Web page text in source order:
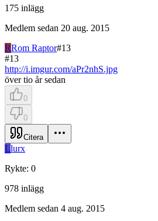
175 inlägg
Medlem sedan 20 aug. 2015
RRom Raptor#13
#13
http://i.imgur.com/aPr2nhS.jpg
över tio år sedan
0
0
Citera
Llurx
Rykte: 0
978 inlägg
Medlem sedan 4 aug. 2015